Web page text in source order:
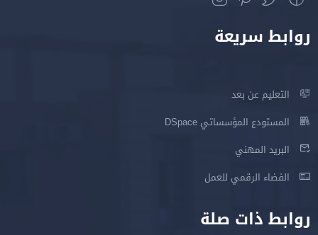
روابط سريعة
التعليم عن بعد
المستودع المؤسساتي DSpace
البريد المهني
الفضاء الرقمي للعمل
روابط ذات صلة